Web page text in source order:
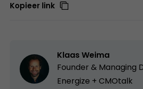
Kopieer link
Klaas Weima
Founder & Managing
Energize + CMOtalk